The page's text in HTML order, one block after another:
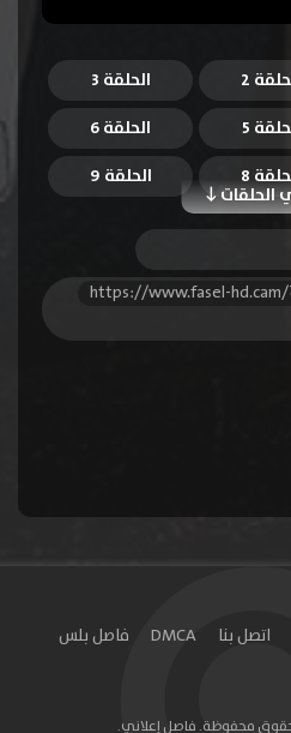
2
الحلقة 3
5 الحلقة 6
الحلقات
8
الحلقة 9
11
الحلقة 12
14
الحلقة 15
29
https://www.fasel-hd.cam/
اتصل بنا DMCA فاصل بلس